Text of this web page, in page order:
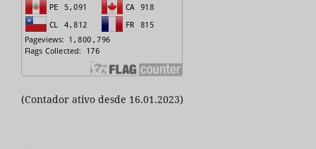
(Contador ativo desde 16.01.2023)